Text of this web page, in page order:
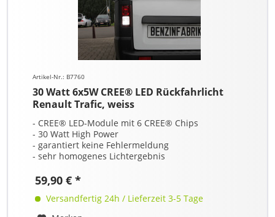
Artikel-Nr.: B7760
30 Watt 6x5W CREE® LED Rückfahrlicht
Renault Trafic, weiss
- CREE® LED-Module mit 6 CREE® Chips
- 30 Watt High Power
- garantiert keine Fehlermeldung
- sehr homogenes Lichtergebnis
59,90 € *
Versandfertig 24h / Lieferzeit 3-5 Tage